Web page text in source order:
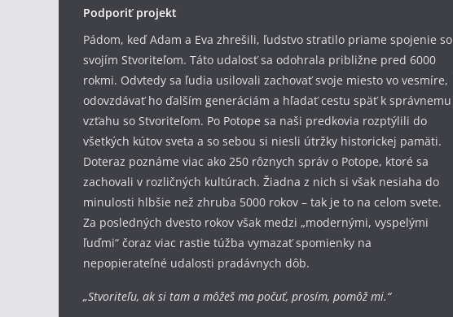
Podporiť projekt
Pádom, keď Adam a Eva zhrešili, ľudstvo stratilo priame spojenie so
svojím Stvoriteľom. Táto udalosť sa odohrala približne pred 6000
rokmi. Odvtedy sa ľudia usilovali zachovať svoje miesto vo vesmíre,
odovzdávať ho ďalším generáciám a hľadať cestu späť k správnemu
vzťahu so Stvoriteľom. Po Potope sa naši predkovia rozptýlili do
všetkých kútov sveta a so sebou si niesli útržky historickej pamäti.
Doteraz poznáme viac ako 250 rôznych správ o Potope, ktoré sa
zachovali v rozličných kultúrach. Žiadna z nich si však nesiaha do
minulosti hlbšie než zhruba 5000 rokov – tak je to na celom svete.
Za posledných dvesto rokov však medzi „modernými, vyspelými
ľuďmi“ čoraz viac rastie túžba vymazať spomienky na
nepopierateľné udalosti pradávnych dôb.
„Stvoriteľu, ak si tam a môžeš ma počuť, prosím, pomôž mi.“